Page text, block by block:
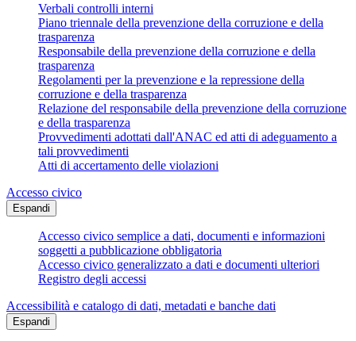
Verbali controlli interni
Piano triennale della prevenzione della corruzione e della
trasparenza
Responsabile della prevenzione della corruzione e della
trasparenza
Regolamenti per la prevenzione e la repressione della
corruzione e della trasparenza
Relazione del responsabile della prevenzione della corruzione
e della trasparenza
Provvedimenti adottati dall'ANAC ed atti di adeguamento a
tali provvedimenti
Atti di accertamento delle violazioni
Accesso civico
Espandi
Accesso civico semplice a dati, documenti e informazioni
soggetti a pubblicazione obbligatoria
Accesso civico generalizzato a dati e documenti ulteriori
Registro degli accessi
Accessibilità e catalogo di dati, metadati e banche dati
Espandi